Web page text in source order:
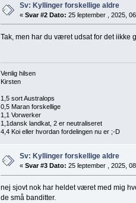
Sv: Kyllinger forskellige aldre
« Svar #2 Dato: 25 ſeptember , 2025,
Tak, men har du været udsat for det iikke
Venlig hilsen
Kirsten
1,5 sort Australops
0,5 Maran forskellige
1,1 Vorwerker
1,1dansk landkat, 2 er neutraliseret
4,4 Koi eller hvordan fordelingen nu er ;-D
Sv: Kyllinger forskellige aldre
« Svar #3 Dato: 25 ſeptember , 2025,
nej sjovt nok har heldet været med mig
de små banditter.